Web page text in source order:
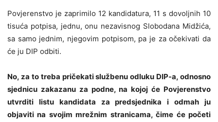
Povjerenstvo je zaprimilo 12 kandidatura, 11 s dovoljnih 10
tisuća potpisa, jednu, onu nezavisnog Slobodana Midžića,
sa samo jednim, njegovim potpisom, pa je za očekivati da
će ju DIP odbiti.
No, za to treba pričekati službenu odluku DIP-a, odnosno
sjednicu zakazanu za podne, na kojoj će Povjerenstvo
utvrditi listu kandidata za predsjednika i odmah ju
objaviti na svojim mrežnim stranicama, čime će početi